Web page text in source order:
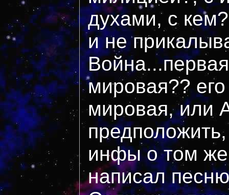
духами, с
и не
мировая??
мировая, или
инфы о том
написал